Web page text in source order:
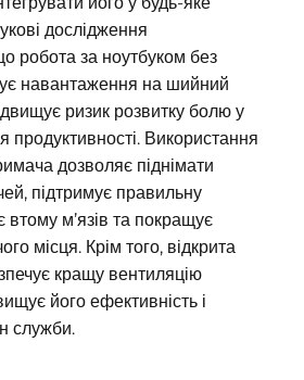
дослідження
робота за ноутбуком без
навантаження на шийний
ризик розвитку болю у
продуктивності. Використання
дозволяє піднімати
підтримує правильну
м’язів та покращує
місця. Крім того, відкрита
кращу вентиляцію
його ефективність і
служби.